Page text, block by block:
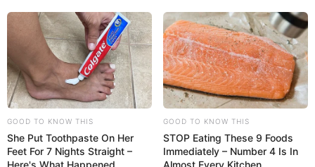
El legrado uterino puede realizarse en un clínica o en
un hospital, a través de la introducción de una cureta,
un instrumento quirúrgico, por la vagina con la que se
hace un raspado de las paredes del útero. Otra forma
de legrado es la introducción de una cánula de
aspiración que es un mecanismo de vacío que
succiona el contenido uterino.
GOOD TO KNOW THIS
She Put Toothpaste On Her
Feet For 7 Nights Straight –
Here's What Happened
GOOD TO KNOW THIS
STOP Eating These 9 Foods
Immediately – Number 4 Is In
Almost Every Kitchen